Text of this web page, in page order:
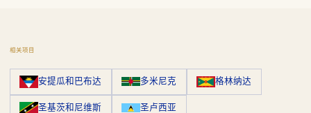
相关项目
安提瓜和巴布达 多米尼克 格林纳达
圣基茨和尼维斯 圣卢西亚